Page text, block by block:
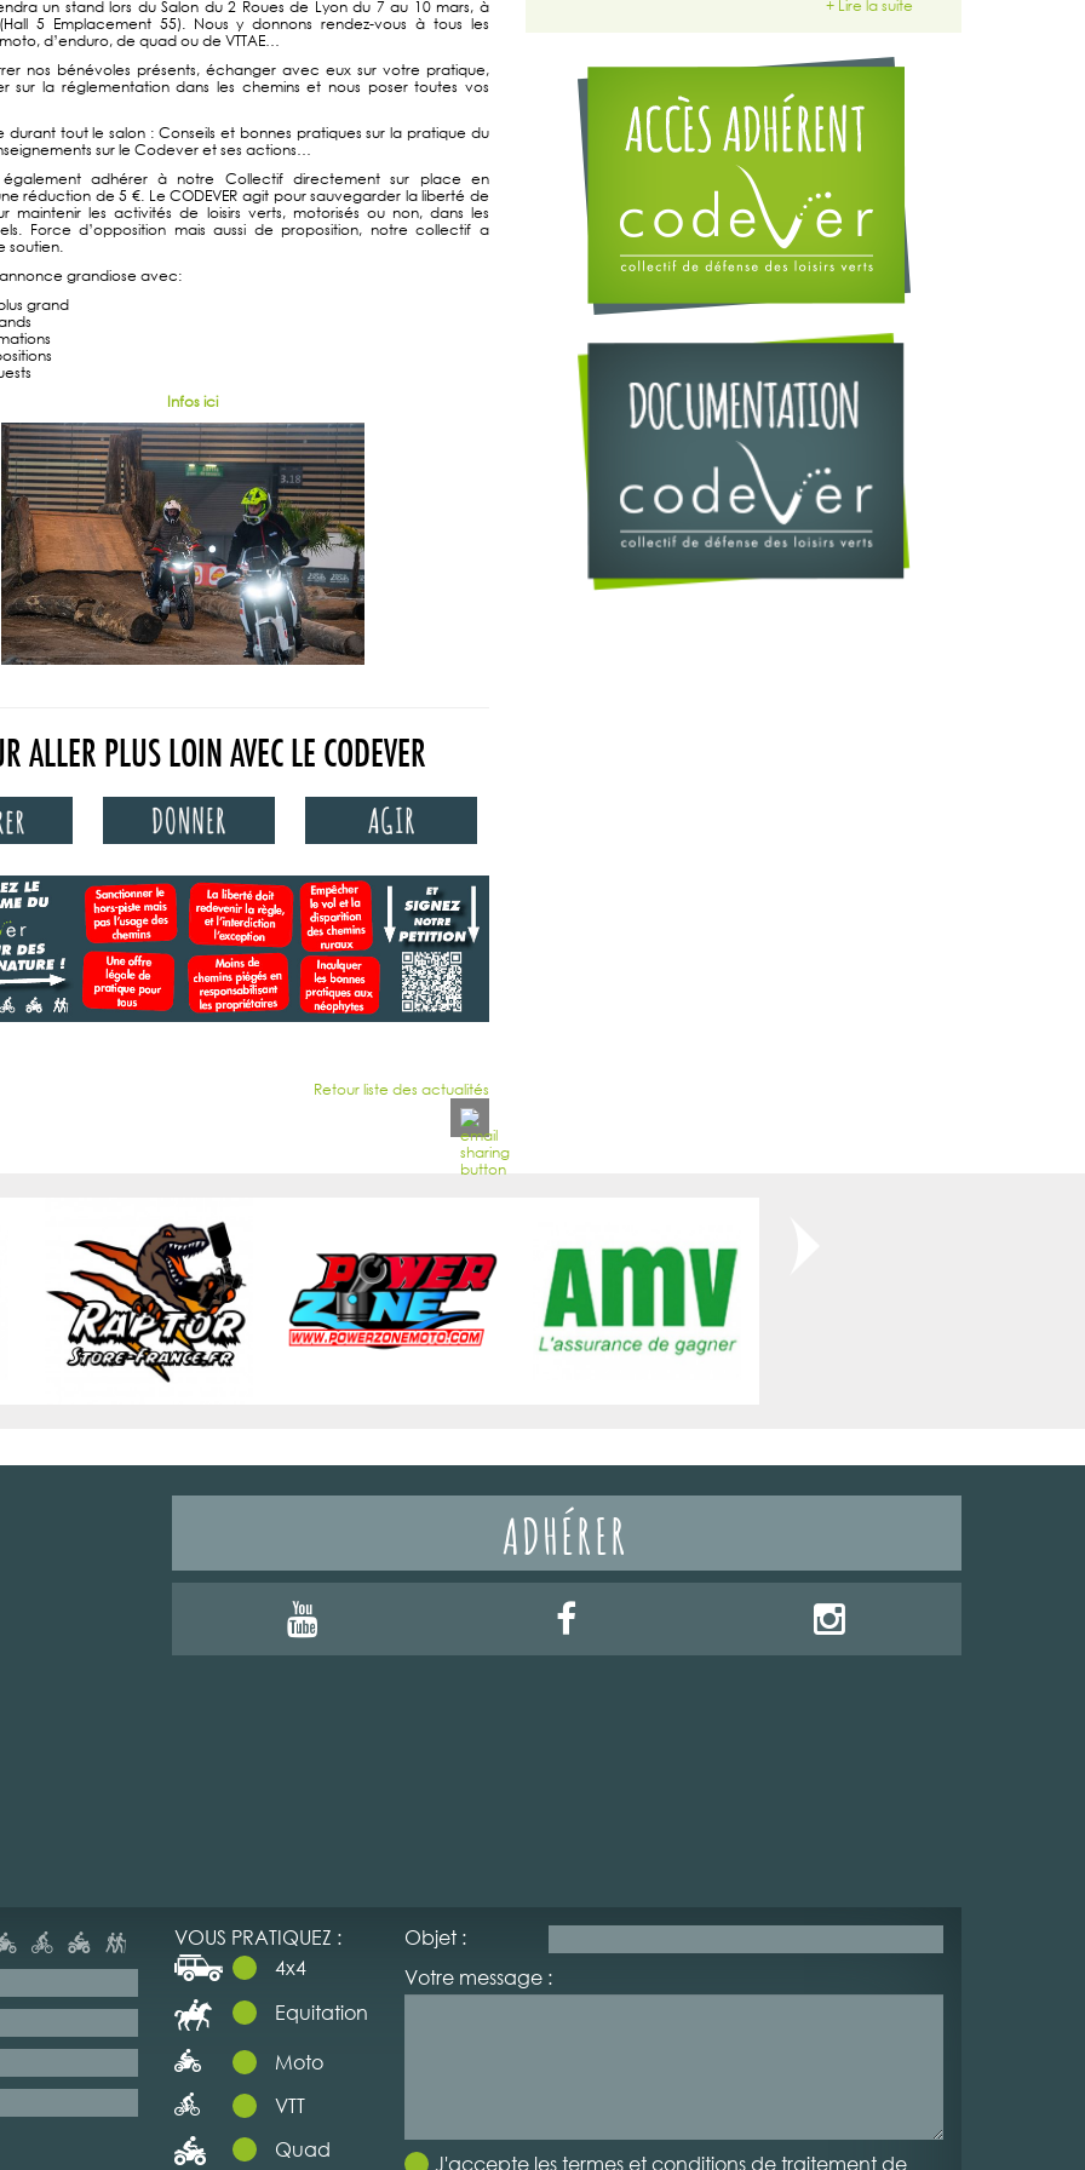
un stand lors du Salon du 2 Roues de Lyon du 7 au 10 mars, à
5 Emplacement 55). Nous y donnons rendez-vous à tous les
d’enduro, de quad ou de VTTAE…
nos bénévoles présents, échanger avec eux sur votre pratique,
sur la réglementation dans les chemins et nous poser toutes vos
durant tout le salon : Conseils et bonnes pratiques sur la pratique du
sur le Codever et ses actions…
également adhérer à notre Collectif directement sur place en
réduction de 5 €. Le CODEVER agit pour sauvegarder la liberté de
maintenir les activités de loisirs verts, motorisés ou non, dans les
Force d’opposition mais aussi de proposition, notre collectif a
soutien.
grandiose avec:
grand
Infos ici
ALLER PLUS LOIN AVEC LE CODEVER
Retour liste des actualités
+ Lire la suite
ADHÉRER
VOUS PRATIQUEZ :
4x4
Equitation
Moto
VTT
Quad
Objet :
Votre message :
J'accepte les termes et conditions de traitement de